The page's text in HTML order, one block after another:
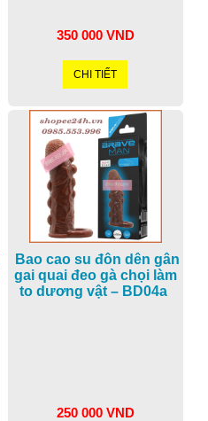
350 000 VND
CHI TIẾT
Bao cao su đôn dên gân
gai quai đeo gà chọi làm
to dương vật – BD04a
250 000 VND